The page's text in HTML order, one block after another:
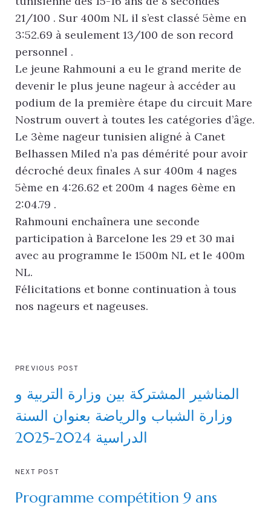
21/100 . Sur 400m NL il s’est classé 5ème en
3:52.69 à seulement 13/100 de son record
personnel .
Le jeune Rahmouni a eu le grand merite de
devenir le plus jeune nageur à accéder au
podium de la première étape du circuit Mare
Nostrum ouvert à toutes les catégories d’âge.
Le 3ème nageur tunisien aligné à Canet
Belhassen Miled n’a pas démérité pour avoir
décroché deux finales A sur 400m 4 nages
5ème en 4:26.62 et 200m 4 nages 6ème en
2:04.79 .
Rahmouni enchaînera une seconde
participation à Barcelone les 29 et 30 mai
avec au programme le 1500m NL et le 400m
NL.
Félicitations et bonne continuation à tous
nos nageurs et nageuses.
PREVIOUS POST
المناشير المشتركة بين وزارة التربية و
وزارة الشباب والرياضة بعنوان السنة
الدراسية 2024-2025
NEXT POST
Programme compétition 9 ans